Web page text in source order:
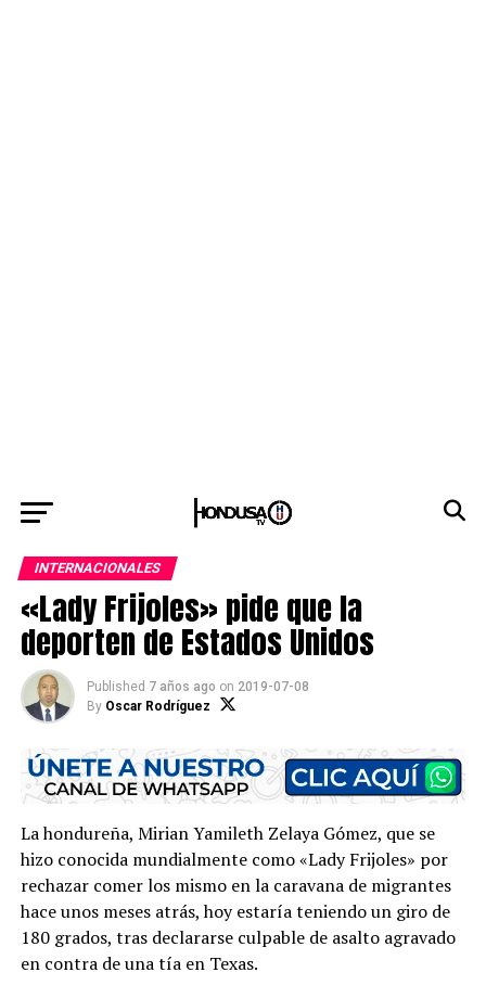
INTERNACIONALES
«Lady Frijoles» pide que la
deporten de Estados Unidos
Published 7 años ago on 2019-07-08
By Oscar Rodríguez
La hondureña, Mirian Yamileth Zelaya Gómez, que se
hizo conocida mundialmente como «Lady Frijoles» por
rechazar comer los mismo en la caravana de migrantes
hace unos meses atrás, hoy estaría teniendo un giro de
180 grados, tras declararse culpable de asalto agravado
en contra de una tía en Texas.